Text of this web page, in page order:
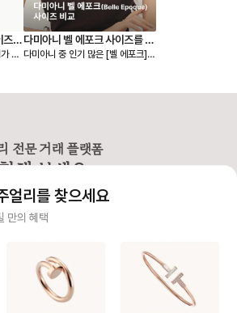
즈
험
시
‘구
원
가
징
다미아니 벨 에포크 사이즈를 비
교해보자!
다미아니 중 인기 많은 [벨 에포크]
나에게 찰떡인 사이즈를 고를 수 있
사이즈는 어떻게 다른가요? * xs 모
델: 14x12mm, 총 0.17캐럿 * 스
61캐럿 * 라지 모델: 28x23mm,
추천해주세요! [xs 모델] ✔️ 작고 얇
에 자연스럽게 어울림 ✔️ 레이어드
용으로 추천 [스몰 모델] ✔️ 데일리
단독 착용으로 딱 좋은 크기 ✔️ 옷
을 가리지 않고 활용도 높음 [미디엄
모델] ✔️ 선물용으로 가장 많이 선
전문 거래 플랫폼
해 보세요.
결제
수
검수팀과 전문 감정사가 컨디션 및 정품 여부를 철저하고 꼼꼼하
얼리를 찾으세요
만의 혜택